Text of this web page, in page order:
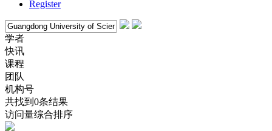
Register
学者
快讯
课程
团队
机构号
共找到0条结果
访问量综合排序